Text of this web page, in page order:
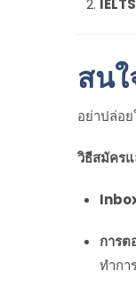
สน
อย่าปล่อ
วิธีสมัครแ
การต
ทำกา